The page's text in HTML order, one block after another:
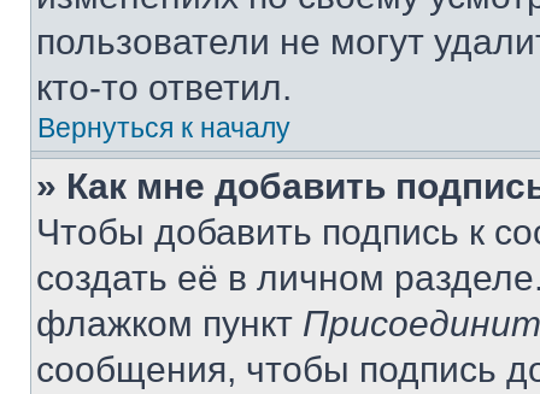
пользователи не могут
кто-то ответил.
Вернуться к началу
» Как мне добавить
Чтобы добавить подпись к
создать её в личном
флажком пункт
сообщения, чтобы подпись